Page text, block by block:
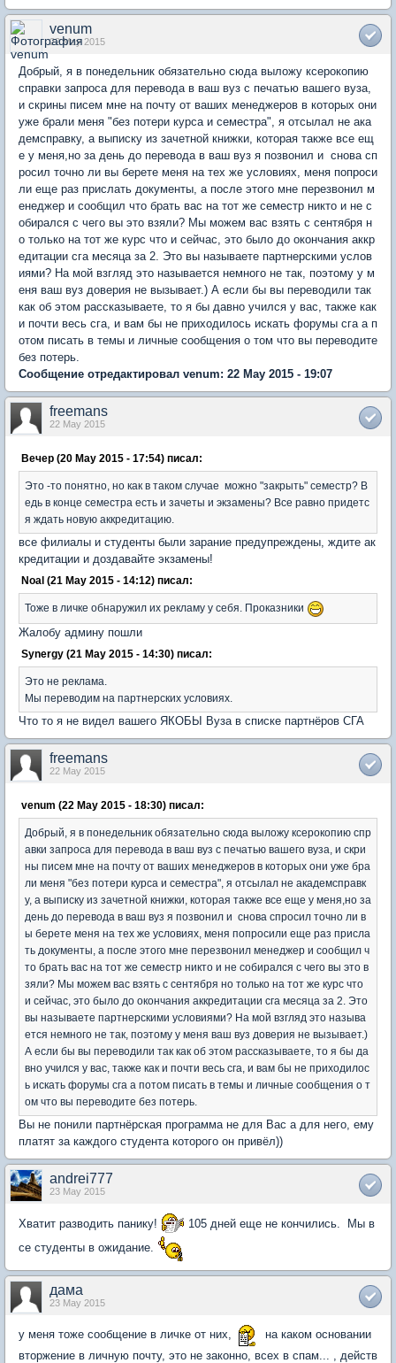
venum
22 May 2015
Добрый, я в понедельник обязательно сюда выложу ксерокопию
справки запроса для перевода в ваш вуз с печатью вашего вуза,
и скрины писем мне на почту от ваших менеджеров в которых они
уже брали меня "без потери курса и семестра", я отсылал не ака
демсправку, а выписку из зачетной книжки, которая также все ещ
е у меня,но за день до перевода в ваш вуз я позвонил и снова сп
росил точно ли вы берете меня на тех же условиях, меня попроси
ли еще раз прислать документы, а после этого мне перезвонил м
енеджер и сообщил что брать вас на тот же семестр никто и не с
обирался с чего вы это взяли? Мы можем вас взять с сентября н
о только на тот же курс что и сейчас, это было до окончания аккр
едитации сга месяца за 2. Это вы называете партнерскими услов
иями? На мой взгляд это называется немного не так, поэтому у м
еня ваш вуз доверия не вызывает.) А если бы вы переводили так
как об этом рассказываете, то я бы давно учился у вас, также как
и почти весь сга, и вам бы не приходилось искать форумы сга а п
отом писать в темы и личные сообщения о том что вы переводите
без потерь.
Сообщение отредактировал venum: 22 May 2015 - 19:07
freemans
22 May 2015
Вечер (20 May 2015 - 17:54) писал:
Это -то понятно, но как в таком случае можно "закрыть" семестр? В
едь в конце семестра есть и зачеты и экзамены? Все равно придетс
я ждать новую аккредитацию.
все филиалы и студенты были зарание предупреждены, ждите ак
кредитации и доздавайте экзамены!
Noal (21 May 2015 - 14:12) писал:
Тоже в личке обнаружил их рекламу у себя. Проказники
Жалобу админу пошли
Synergy (21 May 2015 - 14:30) писал:
Это не реклама.
Мы переводим на партнерских условиях.
Что то я не видел вашего ЯКОБЫ Вуза в списке партнёров СГА
freemans
22 May 2015
venum (22 May 2015 - 18:30) писал:
Добрый, я в понедельник обязательно сюда выложу ксерокопию спр
авки запроса для перевода в ваш вуз с печатью вашего вуза, и скри
ны писем мне на почту от ваших менеджеров в которых они уже бра
ли меня "без потери курса и семестра", я отсылал не академсправк
у, а выписку из зачетной книжки, которая также все еще у меня,но за
день до перевода в ваш вуз я позвонил и снова спросил точно ли в
ы берете меня на тех же условиях, меня попросили еще раз присла
ть документы, а после этого мне перезвонил менеджер и сообщил ч
то брать вас на тот же семестр никто и не собирался с чего вы это в
зяли? Мы можем вас взять с сентября но только на тот же курс что
и сейчас, это было до окончания аккредитации сга месяца за 2. Это
вы называете партнерскими условиями? На мой взгляд это называ
ется немного не так, поэтому у меня ваш вуз доверия не вызывает.)
А если бы вы переводили так как об этом рассказываете, то я бы да
вно учился у вас, также как и почти весь сга, и вам бы не приходилос
ь искать форумы сга а потом писать в темы и личные сообщения о т
ом что вы переводите без потерь.
Вы не понили партнёрская программа не для Вас а для него, ему
платят за каждого студента которого он привёл))
andrei777
23 May 2015
Хватит разводить панику!
105 дней еще не кончились. Мы в
се студенты в ожидание.
дама
23 May 2015
у меня тоже сообщение в личке от них,
на каком основании
вторжение в личную почту, это не законно, всех в спам... , действ